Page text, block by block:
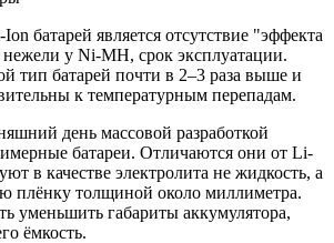
батарей является отсутствие "эффекта
у Ni-MH, срок эксплуатации.
тип батарей почти в 2–3 раза выше и
к температурным перепадам.
день массовой разработкой
батареи. Отличаются они от Li-
в качестве электролита не жидкость, а
плёнку толщиной около миллиметра.
уменьшить габариты аккумулятора,
ёмкость.